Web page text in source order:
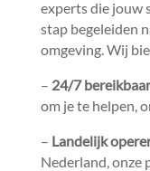
experts die jouw
stap begeleiden
omgeving.​ Wij
– 24/7
om je te helpen,
– Landelijk
Nederland, onze